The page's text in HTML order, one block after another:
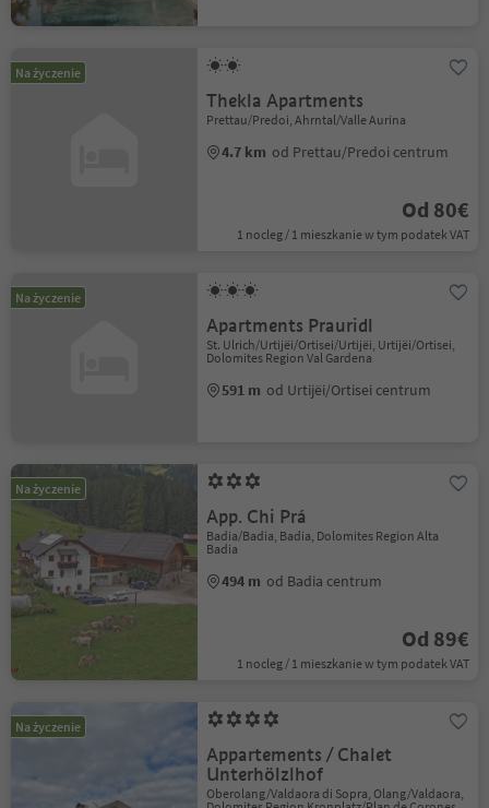
Na życzenie
Thekla Apartments
Prettau/Predoi, Ahrntal/Valle Aurina
4.7 km od Prettau/Predoi centrum
Od 80€
1 nocleg / 1 mieszkanie w tym podatek VAT
Na życzenie
Apartments Prauridl
St. Ulrich/Urtijëi/Ortisei/Urtijëi, Urtijëi/Ortisei,
Dolomites Region Val Gardena
591 m od Urtijëi/Ortisei centrum
Na życzenie
App. Chi Prá
Badia/Badia, Badia, Dolomites Region Alta
Badia
494 m od Badia centrum
Od 89€
1 nocleg / 1 mieszkanie w tym podatek VAT
Na życzenie
Appartements / Chalet
Unterhölzlhof
Oberolang/Valdaora di Sopra, Olang/Valdaora,